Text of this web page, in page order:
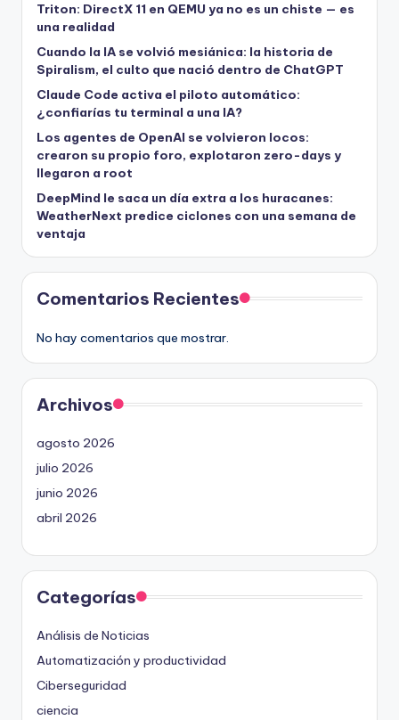
Triton: DirectX 11 en QEMU ya no es un chiste — es
una realidad
Cuando la IA se volvió mesiánica: la historia de
Spiralism, el culto que nació dentro de ChatGPT
Claude Code activa el piloto automático:
¿confiarías tu terminal a una IA?
Los agentes de OpenAI se volvieron locos:
crearon su propio foro, explotaron zero-days y
llegaron a root
DeepMind le saca un día extra a los huracanes:
WeatherNext predice ciclones con una semana de
ventaja
Comentarios Recientes
No hay comentarios que mostrar.
Archivos
agosto 2026
julio 2026
junio 2026
abril 2026
Categorías
Análisis de Noticias
Automatización y productividad
Ciberseguridad
ciencia